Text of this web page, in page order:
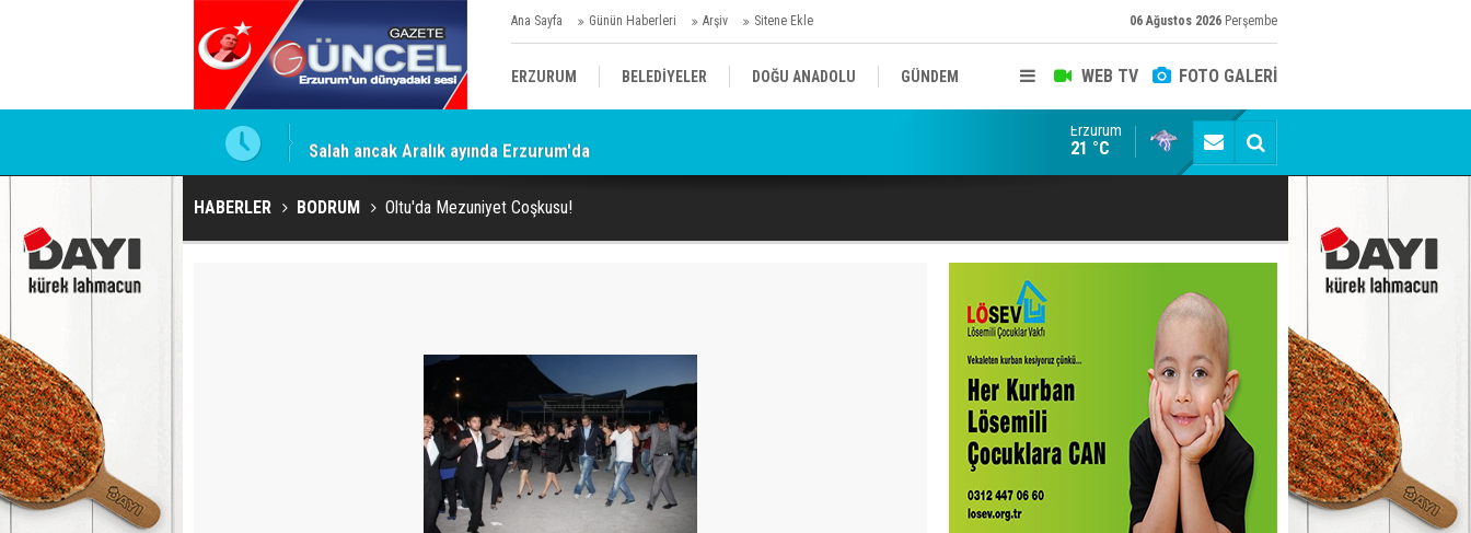
Ana Sayfa Günün Haberleri Arşiv Sitene Ekle 06 Ağustos 2026 Perşembe
WEB TV FOTO GALERİ
ERZURUM BELEDİYELER DOĞU ANADOLU GÜNDEM
SİYASET
KÜLTÜR/SANAT//MAĞAZİN
Salah ancak Aralık ayında Erzurum'da ADALET BAKANI AKIN GÜRLEK'E AÇIK İHBAR!
Erzurum
21 °C
HABERLER BODRUM Oltu'da Mezuniyet Coşkusu!